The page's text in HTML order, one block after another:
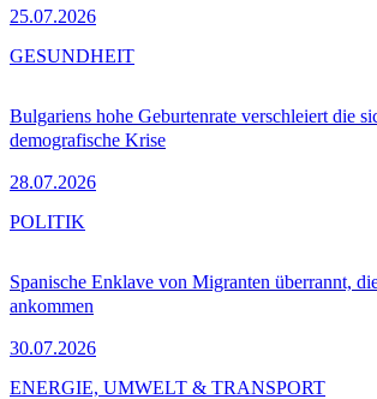
25.07.2026
Bulgariens hohe Geburtenrate verschleiert die
demografische Krise
28.07.2026
GESUNDHEIT
Spanische Enklave von Migranten überrannt,
ankommen
30.07.2026
POLITIK
ENERGIE, UMWELT & TRANSPORT